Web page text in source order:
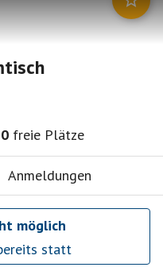
0 freie Plätze
Anmeldungen
möglich
statt